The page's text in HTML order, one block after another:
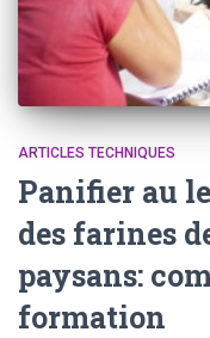
ARTICLES TECHNIQUES
Panifier au
des farines
paysans:
formation